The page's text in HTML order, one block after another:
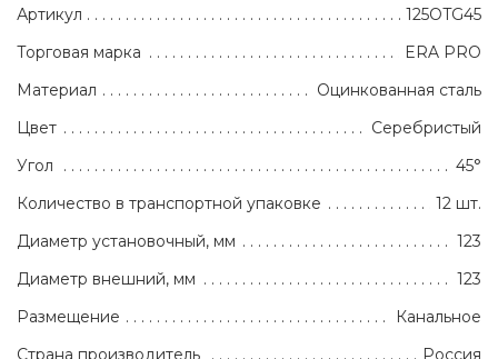
Артикул
125OTG45
Торговая марка
ERA PRO
Материал
Оцинкованная сталь
Цвет
Серебристый
Угол
45°
Количество в транспортной упаковке
12 шт.
Диаметр установочный, мм
123
Диаметр внешний, мм
123
Размещение
Канальное
Страна производитель
Россия